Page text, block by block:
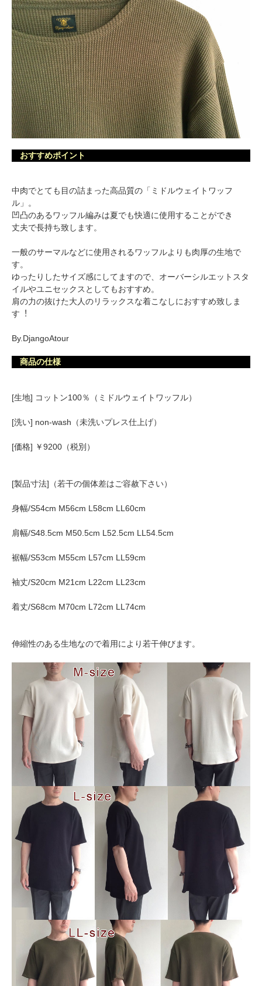
おすすめポイント
中肉でとても目の詰まった高品質の「ミドルウェイトワッフ
ル」。
凹凸のあるワッフル編みは夏でも快適に使用することができ
丈夫で長持ち致します。
一般のサーマルなどに使用されるワッフルよりも肉厚の生地で
す。
ゆったりしたサイズ感にしてますので、オーバーシルエットスタ
イルやユニセックスとしてもおすすめ。
肩の力の抜けた大人のリラックスな着こなしにおすすめ致しま
す︕
By.DjangoAtour
商品の仕様
[生地] コットン100％（ミドルウェイトワッフル）
[洗い] non-wash（未洗いプレス仕上げ）
[価格] ￥9200（税別）
[製品寸法]（若干の個体差はご容赦下さい）
身幅/S54cm M56cm L58cm LL60cm
肩幅/S48.5cm M50.5cm L52.5cm LL54.5cm
裾幅/S53cm M55cm L57cm LL59cm
袖丈/S20cm M21cm L22cm LL23cm
着丈/S68cm M70cm L72cm LL74cm
伸縮性のある生地なので着用により若干伸びます。